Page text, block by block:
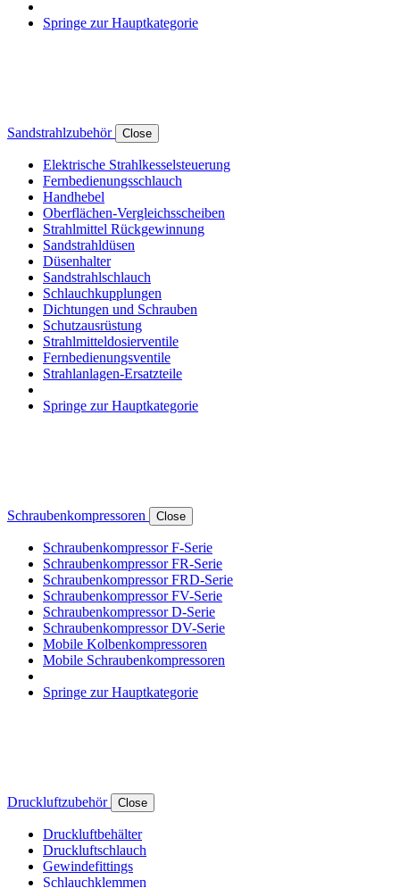
Springe zur Hauptkategorie
Sandstrahlzubehör Close
Elektrische Strahlkesselsteuerung
Fernbedienungsschlauch
Handhebel
Oberflächen-Vergleichsscheiben
Strahlmittel Rückgewinnung
Sandstrahldüsen
Düsenhalter
Sandstrahlschlauch
Schlauchkupplungen
Dichtungen und Schrauben
Schutzausrüstung
Strahlmitteldosierventile
Fernbedienungsventile
Strahlanlagen-Ersatzteile
Springe zur Hauptkategorie
Schraubenkompressoren Close
Schraubenkompressor F-Serie
Schraubenkompressor FR-Serie
Schraubenkompressor FRD-Serie
Schraubenkompressor FV-Serie
Schraubenkompressor D-Serie
Schraubenkompressor DV-Serie
Mobile Kolbenkompressoren
Mobile Schraubenkompressoren
Springe zur Hauptkategorie
Druckluftzubehör Close
Druckluftbehälter
Druckluftschlauch
Gewindefittings
Schlauchklemmen